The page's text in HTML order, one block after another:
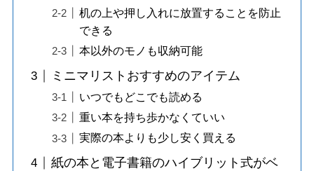
机の上や押し入れに放置することを防止
できる
本以外のモノも収納可能
ミニマリストおすすめのアイテム
いつでもどこでも読める
重い本を持ち歩かなくていい
実際の本よりも少し安く買える
紙の本と電子書籍のハイブリット式がベ